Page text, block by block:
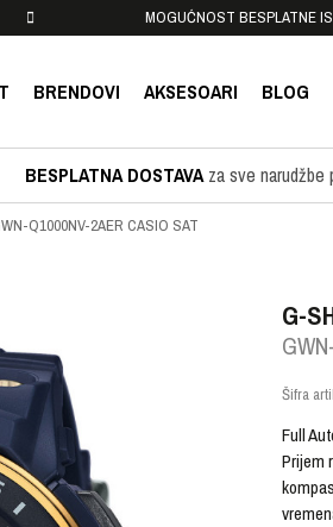
MOGUĆNOST BESPLATNE
BRENDOVI AKSESOARI BLOG
BESPLATNA DOSTAVAza sve narudžbe
Q1000NV-2AER CASIO SAT
G-
Šifra
Full
Prijem